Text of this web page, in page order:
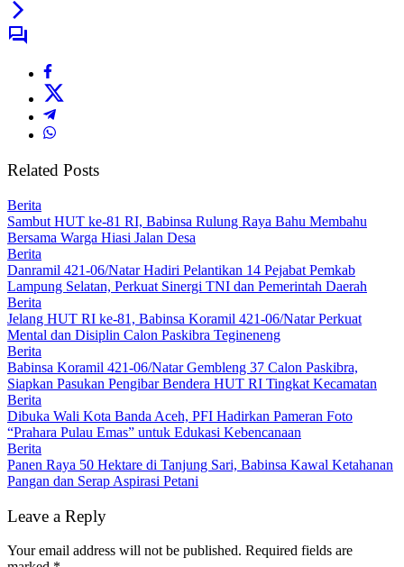
Related Posts
Berita
Sambut HUT ke-81 RI, Babinsa Rulung Raya Bahu Membahu
Bersama Warga Hiasi Jalan Desa
Berita
Danramil 421-06/Natar Hadiri Pelantikan 14 Pejabat Pemkab
Lampung Selatan, Perkuat Sinergi TNI dan Pemerintah Daerah
Berita
Jelang HUT RI ke-81, Babinsa Koramil 421-06/Natar Perkuat
Mental dan Disiplin Calon Paskibra Tegineneng
Berita
Babinsa Koramil 421-06/Natar Gembleng 37 Calon Paskibra,
Siapkan Pasukan Pengibar Bendera HUT RI Tingkat Kecamatan
Berita
Dibuka Wali Kota Banda Aceh, PFI Hadirkan Pameran Foto
“Prahara Pulau Emas” untuk Edukasi Kebencanaan
Berita
Panen Raya 50 Hektare di Tanjung Sari, Babinsa Kawal Ketahanan
Pangan dan Serap Aspirasi Petani
Leave a Reply
Your email address will not be published. Required fields are